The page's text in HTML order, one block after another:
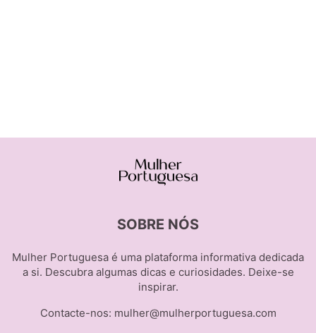
SOBRE NÓS
Mulher Portuguesa é uma plataforma informativa dedicada
a si. Descubra algumas dicas e curiosidades. Deixe-se
inspirar.
Contacte-nos: mulher@mulherportuguesa.com